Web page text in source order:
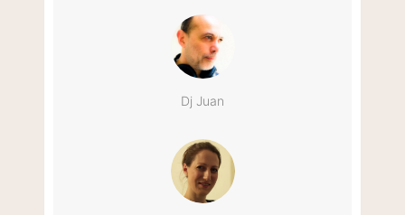
Dj Juan